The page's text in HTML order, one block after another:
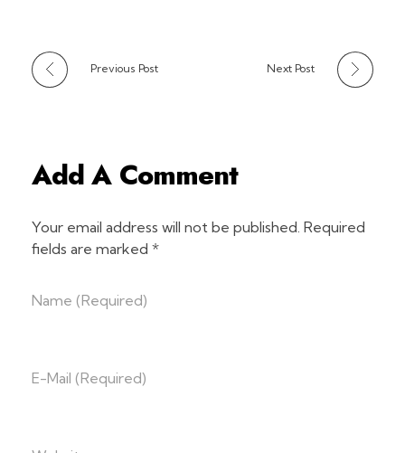
Previous Post Next Post
Add A Comment
Your email address will not be published. Required
fields are marked *
Name (required)
E-Mail (required)